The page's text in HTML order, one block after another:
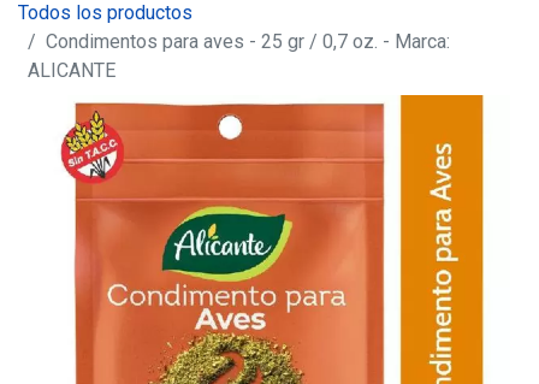
Todos los productos
Condimentos para aves - 25 gr / 0,7 oz. - Marca:
ALICANTE